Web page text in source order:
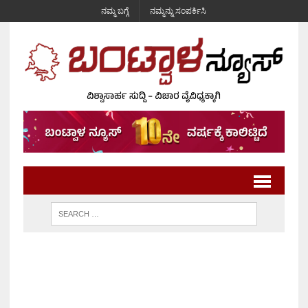
ನಮ್ಮ ಬಗ್ಗೆ ನಮ್ಮನ್ನು ಸಂಪರ್ಕಿಸಿ